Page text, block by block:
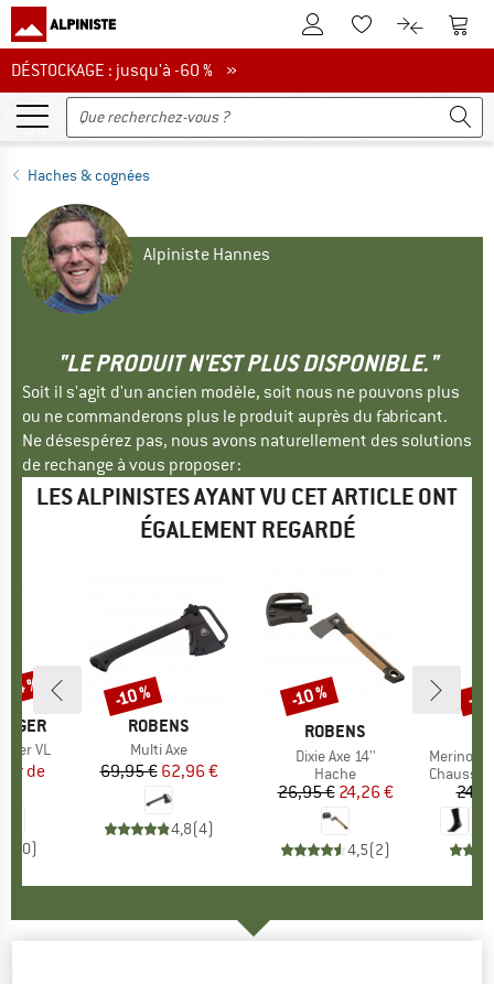
Vers le compte client
Vers la liste
Vers le
DÉSTOCKAGE : jusqu'à -60 %
DÉSTOCKAGE : jusqu'à -60 % »
Haches & cognées
Alpiniste Hannes
"LE PRODUIT N'EST PLUS DISPONIBLE."
Soit il s'agit d'un ancien modèle, soit nous ne pouvons plus
ou ne commanderons plus le produit auprès du fabricant.
Ne désespérez pas, nous avons naturellement des solutions
de rechange à vous proposer :
LES ALPINISTES AYANT VU CET ARTICLE ONT
ÉGALEMENT REGARDÉ
VL
réduit
de
0)
%
MARQUE
ROBENS
Article
Multi Axe
Prix
69,95 € Prix réduit
62,96 €
4,8(4)
Remise
-10 %
MARQUE
ROBENS
Article
Dixie Axe 14''
Product group
Hache
Prix
26,95 €Prix réduit
24,26 €
4,5(2)
Remise
-10 %
Article
Merino
Product
-